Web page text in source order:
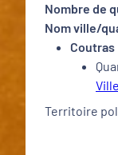
Nombre de
Nom ville/
Coutras
Ville
Territoire